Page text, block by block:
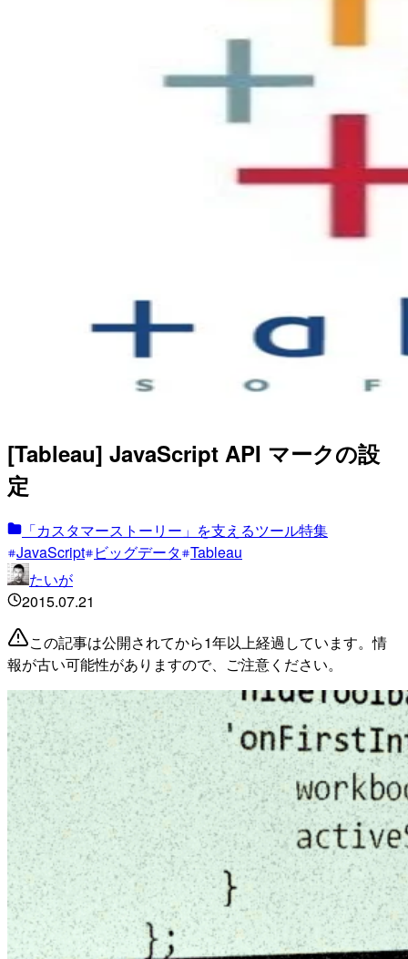
[Tableau] JavaScript API マークの設
定
「カスタマーストーリー」を支えるツール特集
JavaScript ビッグデータ Tableau
たいが
2015.07.21
この記事は公開されてから1年以上経過しています。情
報が古い可能性がありますので、ご注意ください。